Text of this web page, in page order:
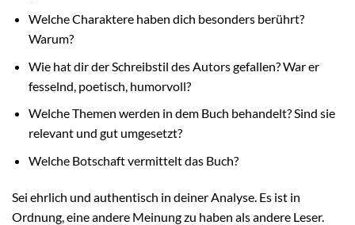
Welche Charaktere haben dich besonders berührt?
Warum?
Wie hat dir der Schreibstil des Autors gefallen? War er
fesselnd, poetisch, humorvoll?
Welche Themen werden in dem Buch behandelt? Sind sie
relevant und gut umgesetzt?
Welche Botschaft vermittelt das Buch?
Sei ehrlich und authentisch in deiner Analyse. Es ist in
Ordnung, eine andere Meinung zu haben als andere Leser.